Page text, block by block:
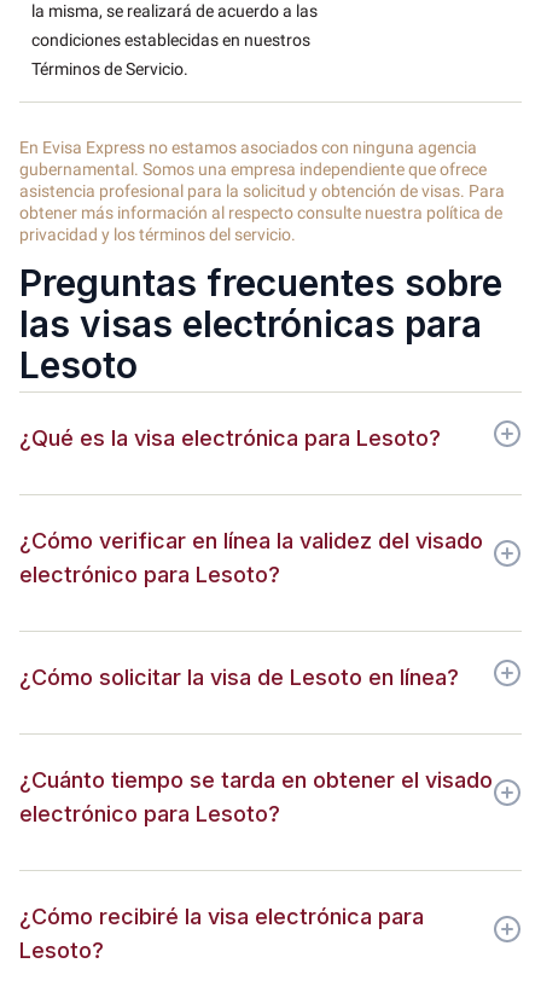
la misma, se realizará de acuerdo a las
condiciones establecidas en nuestros
Términos de Servicio.
En Evisa Express no estamos asociados con ninguna agencia
gubernamental. Somos una empresa independiente que ofrece
asistencia profesional para la solicitud y obtención de visas. Para
obtener más información al respecto consulte nuestra política de
privacidad y los términos del servicio.
Preguntas frecuentes sobre
las visas electrónicas para
Lesoto
¿Qué es la visa electrónica para Lesoto?
¿Cómo verificar en línea la validez del visado
electrónico para Lesoto?
¿Cómo solicitar la visa de Lesoto en línea?
¿Cuánto tiempo se tarda en obtener el visado
electrónico para Lesoto?
¿Cómo recibiré la visa electrónica para
Lesoto?